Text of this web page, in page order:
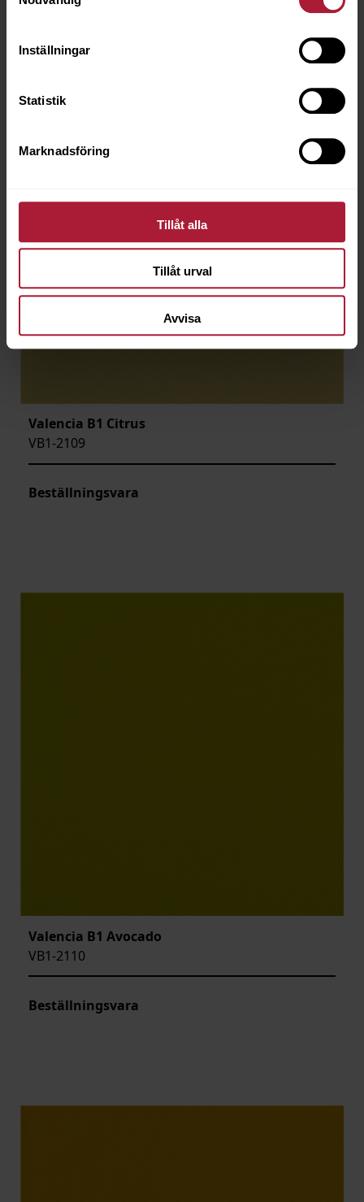
Inställningar
Statistik
Marknadsföring
Tillåt alla
Tillåt urval
Avvisa
Valencia B1 Citrus
VB1-2109
Beställningsvara
Valencia B1 Avocado
VB1-2110
Beställningsvara